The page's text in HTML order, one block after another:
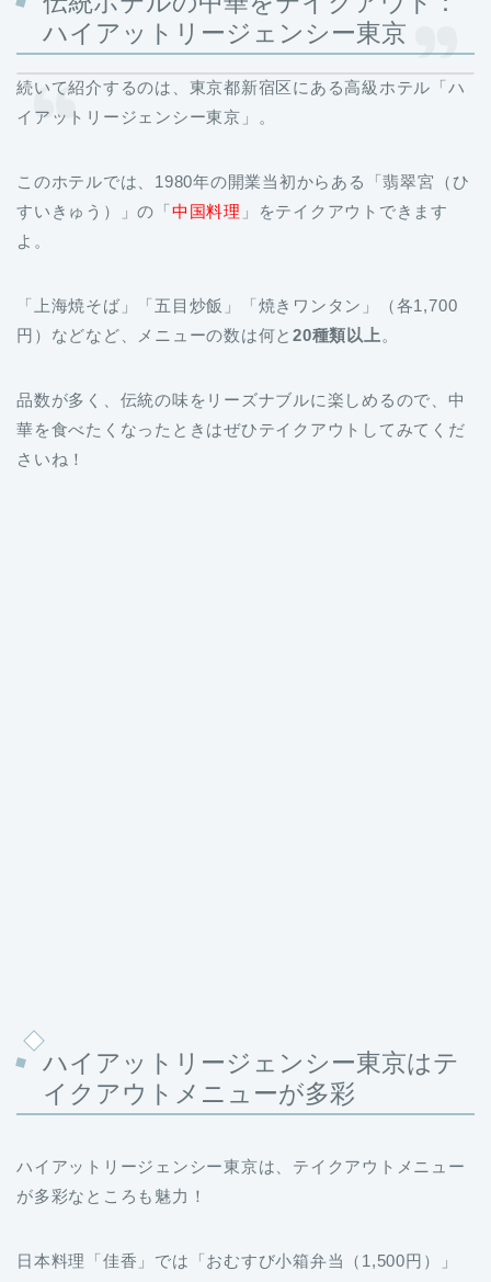
ハイアットリージェンシー東京
続いて紹介するのは、東京都新宿区にある高級ホテル「ハ
イアットリージェンシー東京」。
このホテルでは、1980年の開業当初からある「翡翠宮（ひ
すいきゅう）」の「中国料理 」をテイクアウトできます
よ。
「上海焼そば」「五目炒飯」「焼きワンタン」（各1,700
円）などなど、メニューの数は何と20種類以上 。
品数が多く、伝統の味をリーズナブルに楽しめるので、中
華を食べたくなったときはぜひテイクアウトしてみてくだ
さいね！
ハイアットリージェンシー東京はテ
イクアウトメニューが多彩
が多彩なところも魅力！
などの和食、「CAFFE」では大人気の「ローストビーフ